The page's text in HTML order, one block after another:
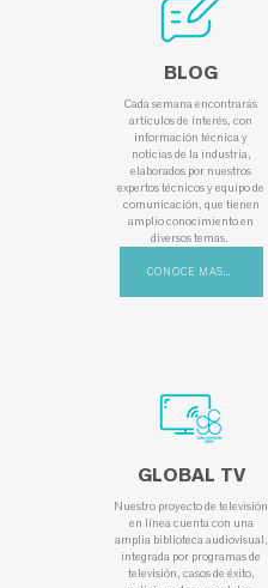
BLOG
Cada semana encontrarás
artículos de interés, con
información técnica y
noticias de la industria,
elaborados por nuestros
expertos técnicos y equipo de
comunicación, que tienen
amplio conocimiento en
diversos temas.
CONOCE MÁS...
GLOBAL TV
Nuestro proyecto de televisión
en línea cuenta con una
amplia biblioteca audiovisual,
integrada por programas de
televisión, casos de éxito,